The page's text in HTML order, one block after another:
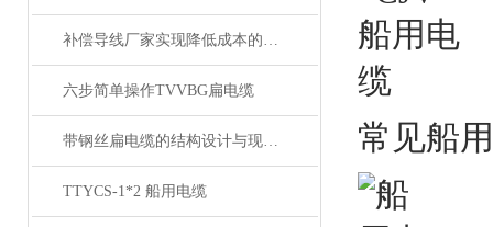
补偿导线厂家实现降低成本的有效措施
六步简单操作TVVBG扁电缆
带钢丝扁电缆的结构设计与现场安装维修注意事项
TTYCS-1*2 船用电缆
常见船